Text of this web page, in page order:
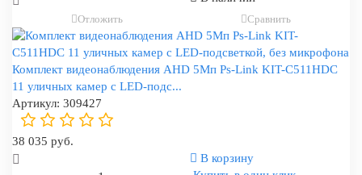
Отложить Сравнить
Комплект видеонаблюдения AHD 5Мп Ps-Link KIT-C511HDC
11 уличных камер с LED-подс...
Артикул: 309427
38 035 руб.
В корзину